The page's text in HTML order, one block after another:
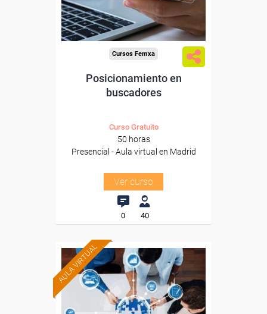
Para todos los sectores.
Cursos Femxa
Posicionamiento en
buscadores
Curso Gratuito
50 horas
Presencial - Aula virtual en Madrid
Ver curso
0 40
AULA VIRTUAL Formación 100%
subvencionada.